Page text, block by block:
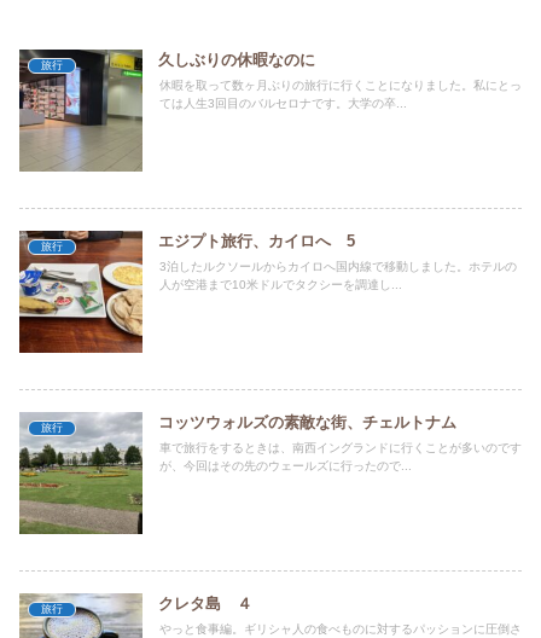
旅行 久しぶりの休暇なのに
休暇を取って数ヶ月ぶりの旅行に行くことになりました。私にとっ
ては人生3回目のバルセロナです。大学の卒...
旅行 エジプト旅行、カイロへ 5
3泊したルクソールからカイロへ国内線で移動しました。ホテルの
人が空港まで10米ドルでタクシーを調達し...
旅行 コッツウォルズの素敵な街、チェルトナム
車で旅行をするときは、南西イングランドに行くことが多いのです
が、今回はその先のウェールズに行ったので...
旅行 クレタ島 ４
やっと食事編。ギリシャ人の食べものに対するパッションに圧倒さ